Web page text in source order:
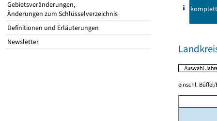
Gebietsveränderungen,
Änderungen zum Schlüsselverzeichnis
Definitionen und Erläuterungen
Newsletter
komplett
einschl. Büffel/